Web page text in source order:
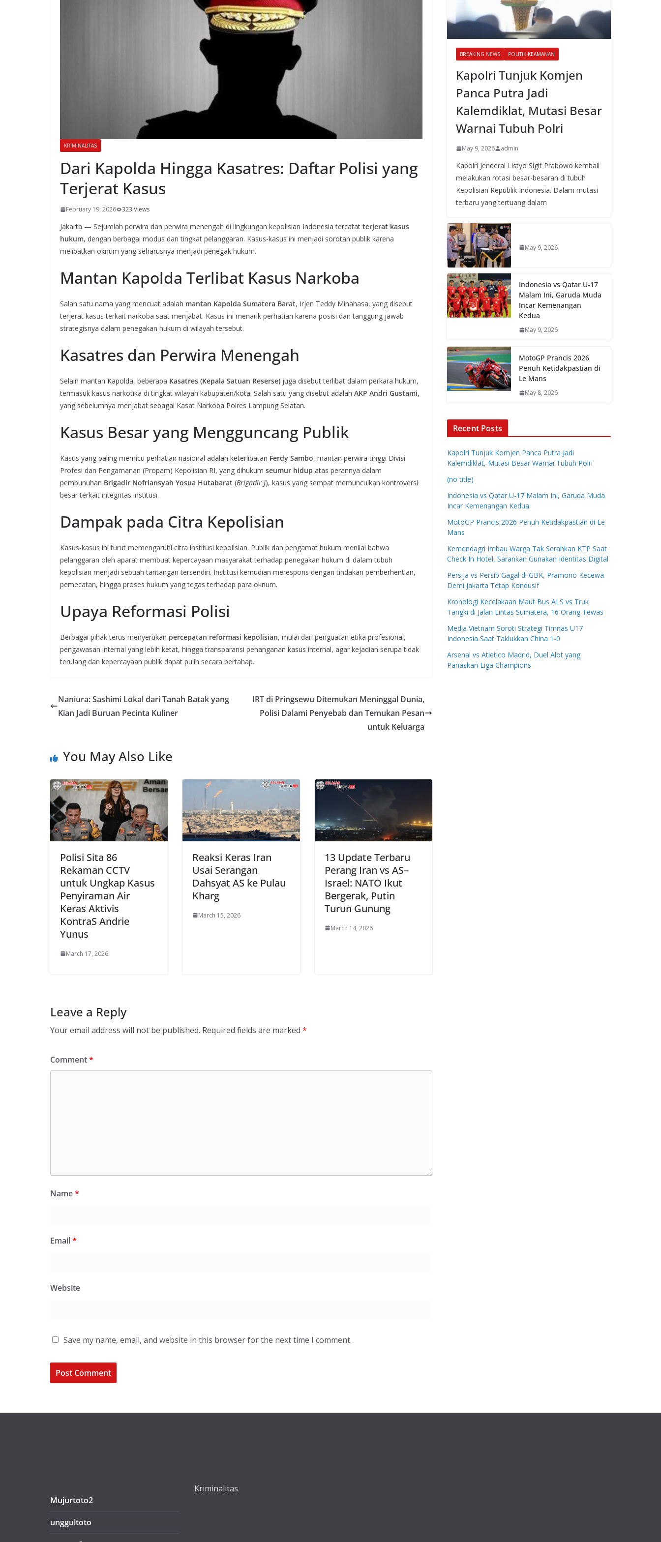
KRIMINALITAS
Dari Kapolda Hingga Kasatres: Daftar Polisi yang
Terjerat Kasus
February 19, 2026 323 Views
Jakarta — Sejumlah perwira dan perwira menengah di lingkungan kepolisian Indonesia tercatat terjerat kasus
hukum, dengan berbagai modus dan tingkat pelanggaran. Kasus-kasus ini menjadi sorotan publik karena
melibatkan oknum yang seharusnya menjadi penegak hukum.
Mantan Kapolda Terlibat Kasus Narkoba
Salah satu nama yang mencuat adalah mantan Kapolda Sumatera Barat, Irjen Teddy Minahasa, yang disebut
terjerat kasus terkait narkoba saat menjabat. Kasus ini menarik perhatian karena posisi dan tanggung jawab
strategisnya dalam penegakan hukum di wilayah tersebut.
Kasatres dan Perwira Menengah
Selain mantan Kapolda, beberapa Kasatres (Kepala Satuan Reserse) juga disebut terlibat dalam perkara hukum,
termasuk kasus narkotika di tingkat wilayah kabupaten/kota. Salah satu yang disebut adalah AKP Andri Gustami,
yang sebelumnya menjabat sebagai Kasat Narkoba Polres Lampung Selatan.
Kasus Besar yang Mengguncang Publik
Kasus yang paling memicu perhatian nasional adalah keterlibatan Ferdy Sambo, mantan perwira tinggi Divisi
Profesi dan Pengamanan (Propam) Kepolisian RI, yang dihukum seumur hidup atas perannya dalam
pembunuhan Brigadir Nofriansyah Yosua Hutabarat (Brigadir J), kasus yang sempat memunculkan kontroversi
besar terkait integritas institusi.
Dampak pada Citra Kepolisian
Kasus-kasus ini turut memengaruhi citra institusi kepolisian. Publik dan pengamat hukum menilai bahwa
pelanggaran oleh aparat membuat kepercayaan masyarakat terhadap penegakan hukum di dalam tubuh
kepolisian menjadi sebuah tantangan tersendiri. Institusi kemudian merespons dengan tindakan pemberhentian,
pemecatan, hingga proses hukum yang tegas terhadap para oknum.
Upaya Reformasi Polisi
Berbagai pihak terus menyerukan percepatan reformasi kepolisian, mulai dari penguatan etika profesional,
pengawasan internal yang lebih ketat, hingga transparansi penanganan kasus internal, agar kejadian serupa tidak
terulang dan kepercayaan publik dapat pulih secara bertahap.
Naniura: Sashimi Lokal dari Tanah Batak yang
Kian Jadi Buruan Pecinta Kuliner
IRT di Pringsewu Ditemukan Meninggal Dunia,
Polisi Dalami Penyebab dan Temukan Pesan
untuk Keluarga
You May Also Like
Polisi Sita 86
Rekaman CCTV
untuk Ungkap Kasus
Penyiraman Air
Keras Aktivis
KontraS Andrie
Yunus
March 17, 2026
Reaksi Keras Iran
Usai Serangan
Dahsyat AS ke Pulau
Kharg
March 15, 2026
13 Update Terbaru
Perang Iran vs AS–
Israel: NATO Ikut
Bergerak, Putin
Turun Gunung
March 14, 2026
Leave a Reply
Your email address will not be published. Required fields are marked *
Comment*
Name*
Email*
Website
Save my name, email, and website in this browser for the next time I comment.
BREAKING NEWS POLITIK-KEAMANAN
Kapolri Tunjuk Komjen
Panca Putra Jadi
Kalemdiklat, Mutasi Besar
Warnai Tubuh Polri
May 9, 2026 admin
Kapolri Jenderal Listyo Sigit Prabowo kembali
melakukan rotasi besar-besaran di tubuh
Kepolisian Republik Indonesia. Dalam mutasi
terbaru yang tertuang dalam
May 9, 2026
Indonesia vs Qatar U-17
Malam Ini, Garuda Muda
Incar Kemenangan
Kedua
May 9, 2026
MotoGP Prancis 2026
Penuh Ketidakpastian di
Le Mans
May 8, 2026
Recent Posts
Kapolri Tunjuk Komjen Panca Putra Jadi
Kalemdiklat, Mutasi Besar Warnai Tubuh Polri
(no title)
Indonesia vs Qatar U-17 Malam Ini, Garuda Muda
Incar Kemenangan Kedua
MotoGP Prancis 2026 Penuh Ketidakpastian di Le
Mans
Kemendagri Imbau Warga Tak Serahkan KTP Saat
Check In Hotel, Sarankan Gunakan Identitas Digital
Persija vs Persib Gagal di GBK, Pramono Kecewa
Demi Jakarta Tetap Kondusif
Kronologi Kecelakaan Maut Bus ALS vs Truk
Tangki di Jalan Lintas Sumatera, 16 Orang Tewas
Media Vietnam Soroti Strategi Timnas U17
Indonesia Saat Taklukkan China 1-0
Arsenal vs Atletico Madrid, Duel Alot yang
Panaskan Liga Champions
Mujurtoto2
unggultoto
Kriminalitas